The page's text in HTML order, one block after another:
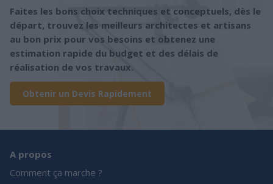
Faites les bons choix techniques et conceptuels, dès le
départ, trouvez les meilleurs architectes et artisans
au bon prix pour vos besoins et obtenez une
estimation rapide du budget et des délais de
réalisation de vos travaux.
Obtenir un Devis Rapidement
A propos
Comment ça marche ?